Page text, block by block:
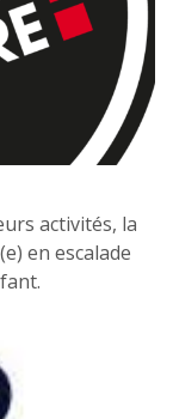
activités, la
en escalade